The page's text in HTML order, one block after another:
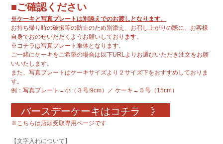
■ご確認ください
※ケーキと写真プレートは別添えでのお渡しとなります。
お持ち帰り時の破損等の防止のため別添え、お召し上がりの際に、お客様
自身でおのせいただくようお願いしております。
※コチラは写真プレート単体となります。
ご一緒にケーキをご希望の場合は以下URLよりお選びいただき注文をお願
いいたします。
また、写真プレートはケーキサイズより２サイズ下をおすすめしておりま
す。
例：写真プレート→小（３号:9cm）／ ケーキ→５号（15cm）
バースデーケーキはコチラ 》
※こちらは店頭受取専用ページです
【文字入れについて】